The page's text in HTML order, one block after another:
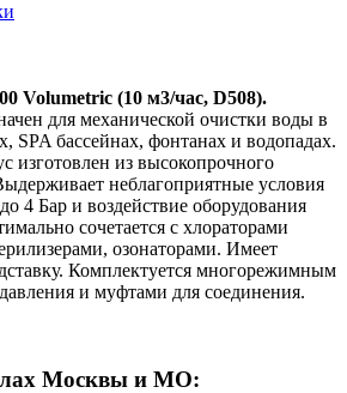
Volumetric (10 м3/час, D508).
для механической очистки воды в
SPA бассейнах, фонтанах и водопадах.
изготовлен из высокопрочного
неблагоприятные условия
4 Бар и воздействие оборудования
сочетается с хлораторами
озонаторами. Имеет
Комплектуется многорежимным
и муфтами для соединения.
Москвы и МО: